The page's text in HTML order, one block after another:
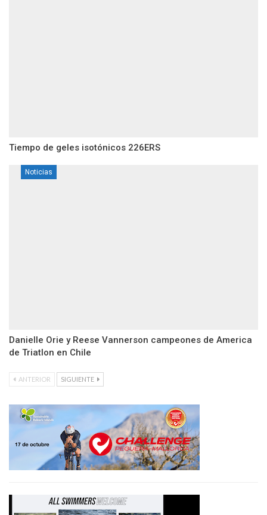
Tiempo de geles isotónicos 226ERS
Noticias
Danielle Orie y Reese Vannerson campeones de America
de Triatlon en Chile
ANTERIOR SIGUIENTE